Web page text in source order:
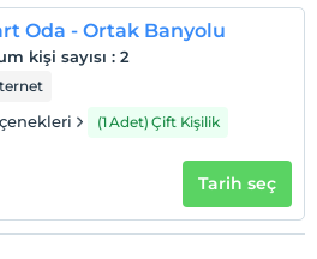
ücretsizdir.
Oda - Ortak Banyolu
kişi sayısı : 2
(1 Adet) Çift Kişilik
Tarih seç